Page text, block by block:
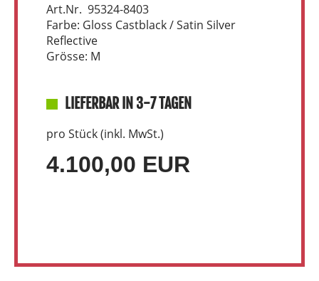
Art.Nr. 95324-8403
Farbe: Gloss Castblack / Satin Silver
Reflective
Grösse: M
LIEFERBAR IN 3-7 TAGEN
pro Stück (inkl. MwSt.)
4.100,00 EUR